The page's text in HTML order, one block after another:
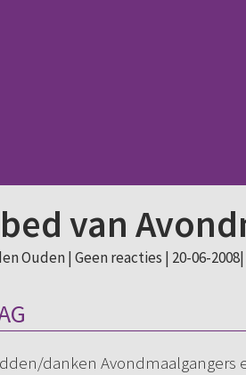
van
Ouden | Geen reacties | 20-06-
danken Avondmaalgangers